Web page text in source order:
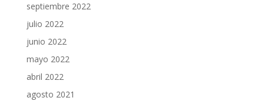
septiembre 2022
julio 2022
junio 2022
mayo 2022
abril 2022
agosto 2021